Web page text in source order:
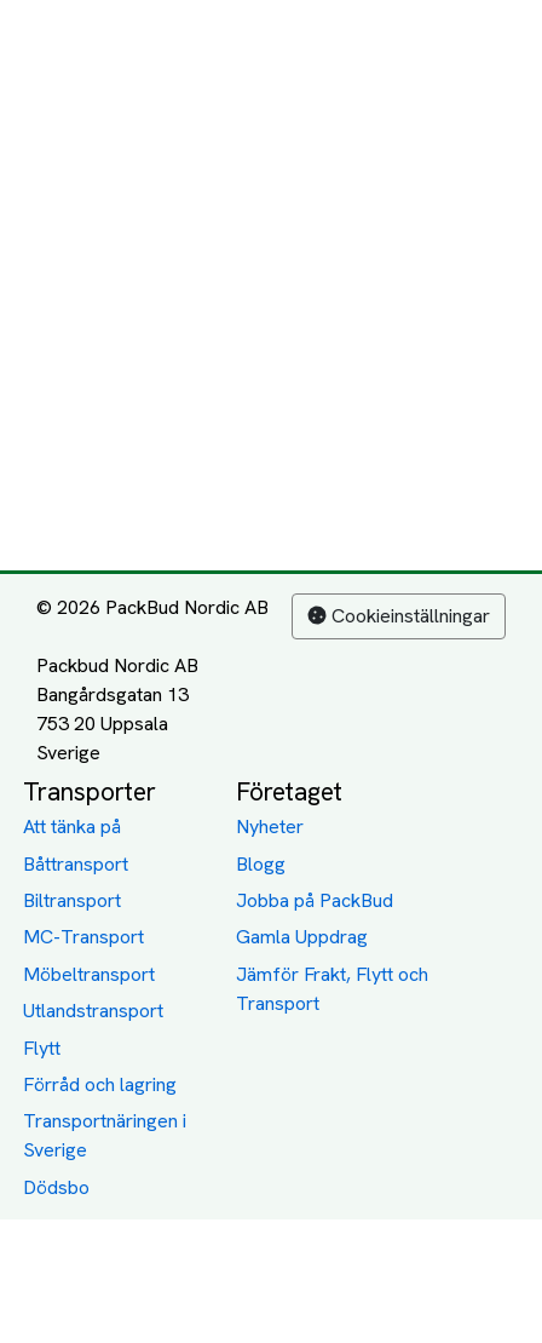
© 2026 PackBud Nordic AB
Packbud Nordic AB
Bangårdsgatan 13
753 20 Uppsala
Cookieinställningar
Transporter
Att tänka på
Båttransport
Biltransport
MC-Transport
Möbeltransport
Utlandstransport
Flytt
Förråd och lagring
Transportnäringen i
Sverige
Dödsbo
Företaget
Nyheter
Blogg
Jobba på PackBud
Gamla Uppdrag
Jämför Frakt, Flytt och
Transport